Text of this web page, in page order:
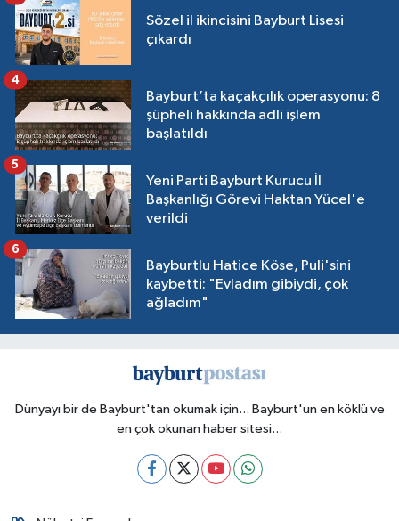
Sözel il ikincisini Bayburt Lisesi
çıkardı
Bayburt’ta kaçakçılık operasyonu: 8
şüpheli hakkında adli işlem
başlatıldı
4
Yeni Parti Bayburt Kurucu İl
Başkanlığı Görevi Haktan Yücel'e
verildi
5
Bayburtlu Hatice Köse, Puli'sini
kaybetti: "Evladım gibiydi, çok
ağladım"
6
Dünyayı bir de Bayburt'tan okumak için... Bayburt'un en köklü ve
en çok okunan haber sitesi...